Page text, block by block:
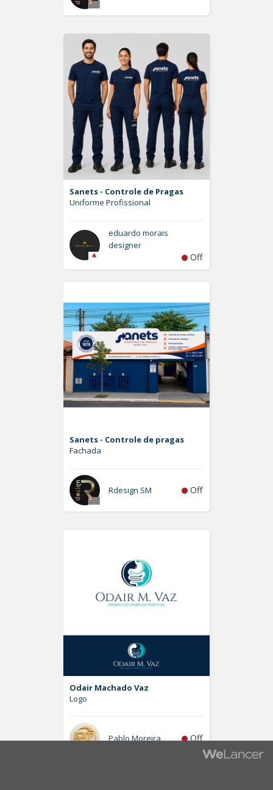
Sanets - Controle de Pragas
Uniforme Profissional
eduardo morais
designer
Off
Sanets - Controle de pragas
Fachada
Rdesign SM Off
Odair Machado Vaz
Logo
Pablo Moreira Off